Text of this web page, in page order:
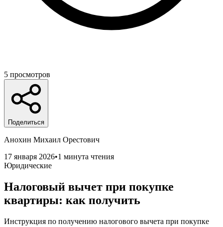
5 просмотров
Поделиться
Анохин Михаил Орестович
17 января 2026•1 минута чтения
Юридические
Налоговый вычет при покупке
квартиры: как получить
Инструкция по получению налогового вычета при покупке